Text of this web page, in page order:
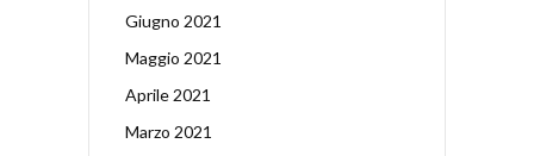
Giugno 2021
Maggio 2021
Aprile 2021
Marzo 2021